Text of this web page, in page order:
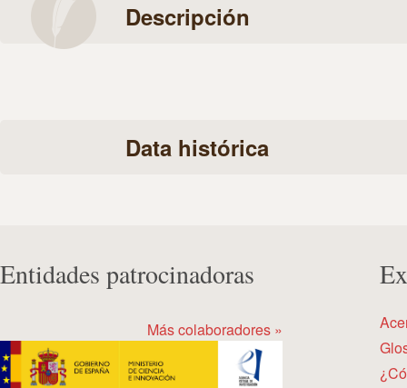
Descripción
Data histórica
Entidades patrocinadoras
Más colaboradores »